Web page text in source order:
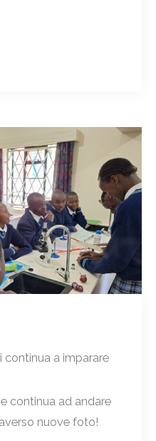
continua a imparare
continua ad andare
nuove foto!